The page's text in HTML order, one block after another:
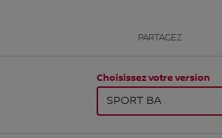
PARTAGEZ
Choisissez votre version
SPORT BA